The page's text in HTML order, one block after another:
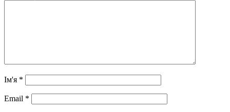
Ім'я *
Email *